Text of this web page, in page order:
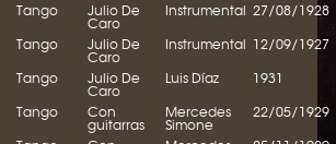
Tango
Julio De
Caro
Instrumental 27/08/1928
Tango
Julio De
Caro
Instrumental 12/09/1927
Tango
Julio De
Caro
Luis Díaz 1931
Tango
Con
guitarras
Mercedes
Simone
22/05/1929